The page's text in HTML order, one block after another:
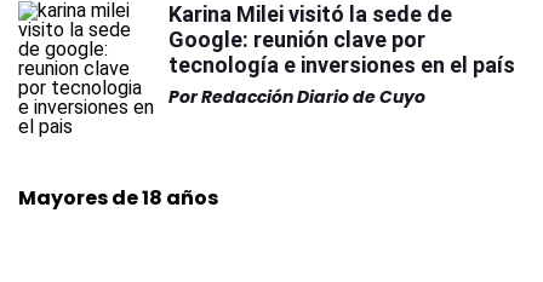
Karina Milei visitó la sede de
Google: reunión clave por
tecnología e inversiones en el país
PorRedacción Diario de Cuyo
Mayores de 18 años